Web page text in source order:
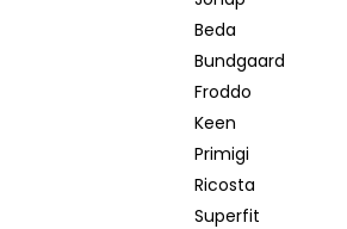
Beda
Bundgaard
Froddo
Keen
Primigi
Ricosta
Superfit